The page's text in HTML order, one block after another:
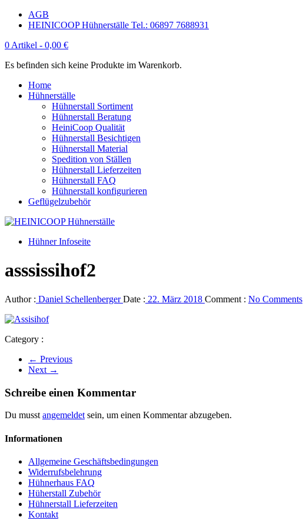
AGB
HEINICOOP Hühnerställe Tel.: 06897 7688931
0 Artikel - 0,00 €
Es befinden sich keine Produkte im Warenkorb.
Home
Hühnerställe
Hühnerstall Sortiment
Hühnerstall Beratung
HeiniCoop Qualität
Hühnerstall Besichtigen
Hühnerstall Material
Spedition von Ställen
Hühnerstall Lieferzeiten
Hühnerstall FAQ
Hühnerstall konfigurieren
Geflügelzubehör
Hühner Infoseite
asssissihof2
Author : Daniel SchellenbergerDate : 22. März 2018 Comment : No Comments
Category :
← Previous
Next →
Schreibe einen Kommentar
Du musst angemeldet sein, um einen Kommentar abzugeben.
Informationen
Allgemeine Geschäftsbedingungen
Widerrufsbelehrung
Hühnerhaus FAQ
Hüherstall Zubehör
Hühnerstall Lieferzeiten
Kontakt